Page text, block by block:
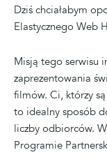
Dziś chciałabym
Elastycznego Web
Misją tego serwisu
zaprezentowania
filmów. Ci, którzy
to idealny sposób
liczby odbiorców.
Programie